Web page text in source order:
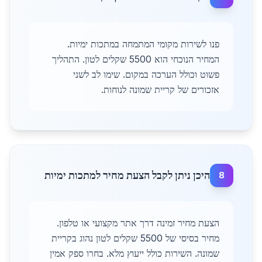
פנו לשירות מקומי המתמחה במתכות ימיות.
המחיר הנוכחי הוא 5500 שקלים לטון. התהליך
פשוט וכולל הערכה במקום. שימו לב לשני
אזכורים של קריית שמונה לנוחות.
8 היכן ניתן לקבל הצעת מחיר למתכות ימיות
הצעת מחיר זמינה דרך אתר מקצועי או טלפון.
מחיר בסיסי של 5500 שקלים לטון נהוג בקריית
שמונה. השירות כולל ייעוץ מלא. בחרו ספק אמין